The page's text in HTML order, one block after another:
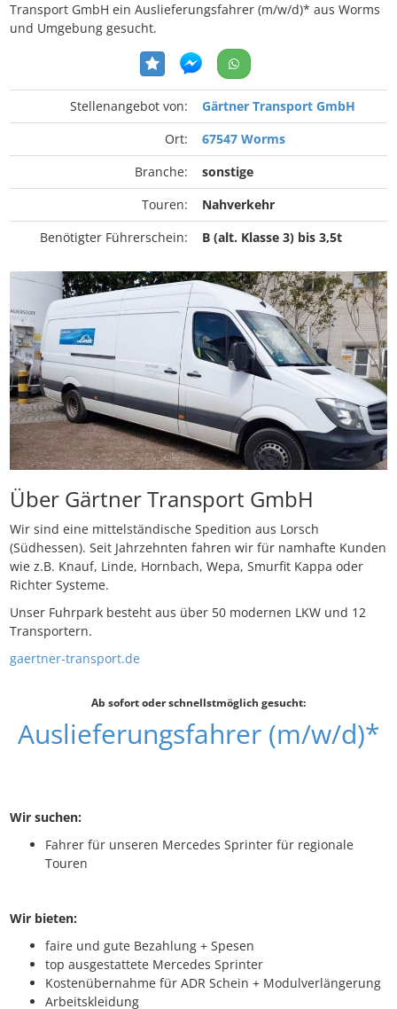
Transport GmbH ein Auslieferungsfahrer (m/w/d)* aus Worms
und Umgebung gesucht.
Stellenangebot von:
Gärtner Transport GmbH
Ort:
67547 Worms
Branche:
sonstige
Touren:
Nahverkehr
Benötigter Führerschein:
B (alt. Klasse 3) bis 3,5t
Über Gärtner Transport GmbH
Wir sind eine mittelständische Spedition aus Lorsch
(Südhessen). Seit Jahrzehnten fahren wir für namhafte Kunden
wie z.B. Knauf, Linde, Hornbach, Wepa, Smurfit Kappa oder
Richter Systeme.
Unser Fuhrpark besteht aus über 50 modernen LKW und 12
Transportern.
gaertner-transport.de
Ab sofort oder schnellstmöglich gesucht:
Auslieferungsfahrer (m/w/d)*
Wir suchen:
Fahrer für unseren Mercedes Sprinter für regionale
Touren
Wir bieten:
faire und gute Bezahlung + Spesen
top ausgestattete Mercedes Sprinter
Kostenübernahme für ADR Schein + Modulverlängerung
Arbeitskleidung